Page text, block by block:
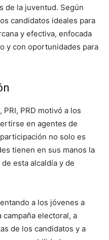
de la juventud. Según
candidatos ideales para
y efectiva, enfocada
y con oportunidades para
PRI, PRD motivó a los
en agentes de
no solo es
tienen en sus manos la
esta alcaldía y de
a los jóvenes a
electoral, a
de los candidatos y a